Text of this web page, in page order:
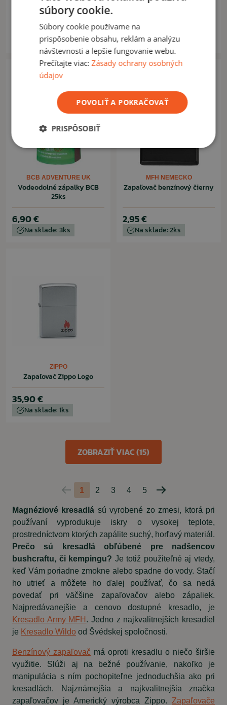
Na sklade: 2ks
5,90 €
Na sklade: 3ks
BCB ADVENTURE UK
Vodeodolné zápalky BCB
25ks
6,90 €
Na sklade: 3ks
MFH NEMECKO
Zapaľovač benzínový čierny
2,95 €
Na sklade: 2ks
ZIPPO
Zapaľovač Zippo Logo
35,90 €
Na sklade: 1ks
Predchádzajúca
strana
1 2 3 4 5
Nasledujúca
strana
ZOBRAZIŤ VIAC (15)
Magnéziové kresadlá sú vyrobené zo zmesi, ktorá pri
používaní vyprodukuje iskry o vysokej teplote,
prostredníctvom ktorých zapálite suchý, horľavý materiál.
Prečo sú kresadlá obľúbené pre nadšencov
bushcraftu, či kempingu? Je totiž použiteľné aj vtedy,
keď Vám poriadne zmokne alebo spadne do vody. Stačí
ho utrieť a môžete ho ďalej používať, čo sa nedá
povedať pri väčšine zapaľovačov alebo zápaliek.
Najpredávanejšie a cenovo dostupné kresadlo, je
Kresadlo Army MFH . Jedno z najkvalitnejších kresadiel
je Kresadlo Wildo od Švédskej spoločnosti.
Benzínový zapaľovač má oproti kresadlu o niečo širšie
využitie. Slúži aj na bežné používanie, nakoľko je
manipulácia s ním pochopiteľne jednoduchšia ako pri
kresadlách. Najznámejšia a najkvalitnejšia značka
zapaľovačov je Americký výrobca Zippo. Zapaľovače
súbory cookie.
Súbory cookie používame na
prispôsobenie obsahu, reklám a analýzu
návštevnosti a lepšie fungovanie webu.
Prečítajte viac:Zásady ochrany osobných
údajov
POVOLIŤ A POKRAČOVAŤ
PRISPÔSOBIŤ